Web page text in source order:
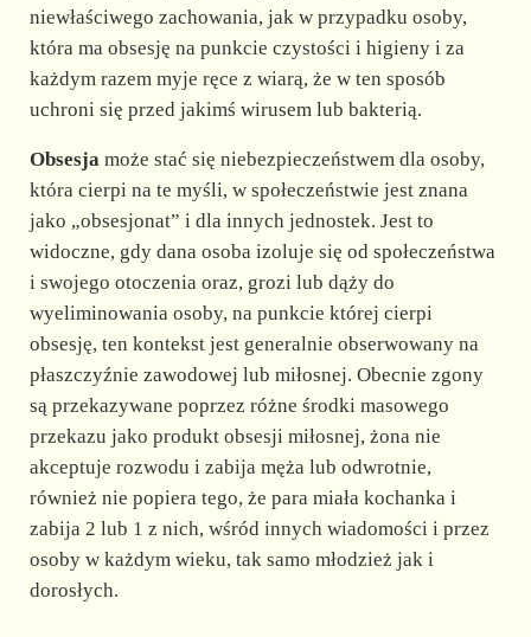
niewłaściwego zachowania, jak w przypadku osoby,
która ma obsesję na punkcie czystości i higieny i za
każdym razem myje ręce z wiarą, że w ten sposób
uchroni się przed jakimś wirusem lub bakterią.
Obsesjamoże stać się niebezpieczeństwem dla osoby,
która cierpi na te myśli, w społeczeństwie jest znana
jako „obsesjonat” i dla innych jednostek. Jest to
widoczne, gdy dana osoba izoluje się od społeczeństwa
i swojego otoczenia oraz, grozi lub dąży do
wyeliminowania osoby, na punkcie której cierpi
obsesję, ten kontekst jest generalnie obserwowany na
płaszczyźnie zawodowej lub miłosnej. Obecnie zgony
są przekazywane poprzez różne środki masowego
przekazu jako produkt obsesji miłosnej, żona nie
akceptuje rozwodu i zabija męża lub odwrotnie,
również nie popiera tego, że para miała kochanka i
zabija 2 lub 1 z nich, wśród innych wiadomości i przez
osoby w każdym wieku, tak samo młodzież jak i
dorosłych.